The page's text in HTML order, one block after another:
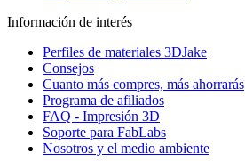
Información de interés
Perfiles de materiales 3DJake
Consejos
Cuanto más compres, más ahorrarás
Programa de afiliados
FAQ - Impresión 3D
Soporte para FabLabs
Nosotros y el medio ambiente